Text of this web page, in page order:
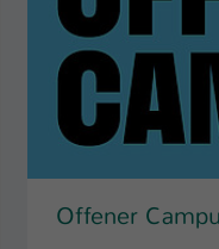
Offener
Zweck
ein
zu